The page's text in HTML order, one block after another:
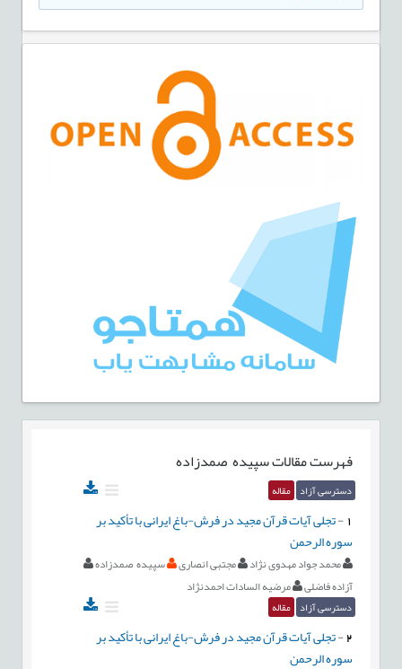
فهرست مقالاتسپیده صمدزاده
دسترسی آزاد مقاله
-تجلی آیات قرآن مجید در فرش-باغ ایرانی با تأکید بر
سوره الرحمن
محمد جواد مهدوی نژاد مجتبی انصاری
سپیده صمدزاده
آزاده فاضلی
مرضیه السادات احمدنژاد
دسترسی آزاد مقاله
2
-تجلی آیات قرآن مجید در فرش-باغ ایرانی با تأکید بر
سوره الرحمن